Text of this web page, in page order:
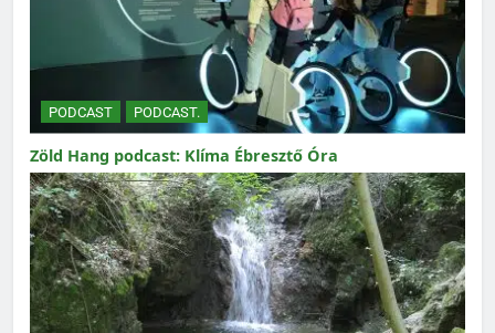
PODCAST PODCAST.
Zöld Hang podcast: Klíma Ébresztő Óra